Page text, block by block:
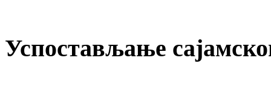
Успостављање